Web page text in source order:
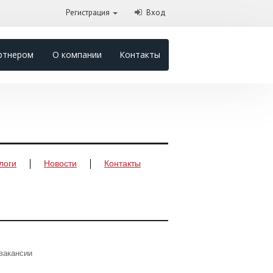
Регистрация Вход
О компании Контакты
Новости Контакты